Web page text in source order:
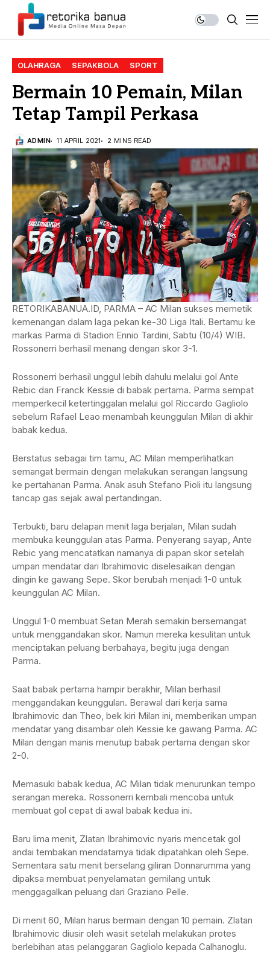
OLAHRAGA SEPAKBOLA SPORT
Bermain 10 Pemain, Milan
Tetap Tampil Perkasa
ADMIN 11 APRIL 2021 2 MINS READ
RETORIKABANUA.ID, PARMA – AC Milan sukses memetik
kemenangan dalam laga pekan ke-30 Liga Itali. Bertamu ke
markas Parma di Stadion Ennio Tardini, Sabtu (10/4) WIB.
Rossonerri berhasil menang dengan skor 3-1.
Rossonerri berhasil unggul lebih dahulu melalui gol Ante
Rebic dan Franck Kessie di babak pertama. Parma sempat
memperkecil ketertinggalan melalui gol Riccardo Gagliolo
sebelum Rafael Leao menambah keunggulan Milan di akhir
babak kedua.
Berstatus sebagai tim tamu, AC Milan memperlihatkan
semangat bermain dengan melakukan serangan langsung
ke pertahanan Parma. Anak asuh Stefano Pioli itu langsung
tancap gas sejak awal pertandingan.
Terbukti, baru delapan menit laga berjalan, Milan sudah
membuka keunggulan atas Parma. Penyerang sayap, Ante
Rebic yang mencatatkan namanya di papan skor setelah
umpan mendatar dari Ibrahimovic diselesaikan dengan
dingin ke gawang Sepe. Skor berubah menjadi 1-0 untuk
keunggulan AC Milan.
Unggul 1-0 membuat Setan Merah semakin bersemangat
untuk menggandakan skor. Namun mereka kesulitan untuk
menciptakan peluang berbahaya, begitu juga dengan
Parma.
Saat babak pertama hampir berakhir, Milan berhasil
menggandakan keunggulan. Berawal dari kerja sama
Ibrahimovic dan Theo, bek kiri Milan ini, memberikan umpan
mendatar yang disambar oleh Kessie ke gawang Parma. AC
Milan dengan manis menutup babak pertama dengan skor
2-0.
Memasuki babak kedua, AC Milan tidak menurunkan tempo
serangan mereka. Rossonerri kembali mencoba untuk
membuat gol cepat di awal babak kedua ini.
Baru lima menit, Zlatan Ibrahimovic nyaris mencetak gol
andai tembakan mendatarnya tidak dipatahkan oleh Sepe.
Sementara satu menit berselang giliran Donnarumma yang
dipaksa membuat penyelamatan gemilang untuk
menggagalkan peluang dari Graziano Pelle.
Di menit 60, Milan harus bermain dengan 10 pemain. Zlatan
Ibrahimovic diusir oleh wasit setelah melakukan protes
berlebihan atas pelanggaran Gagliolo kepada Calhanoglu.